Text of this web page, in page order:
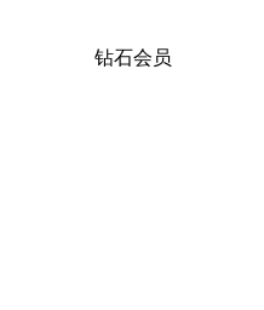
钻石会员